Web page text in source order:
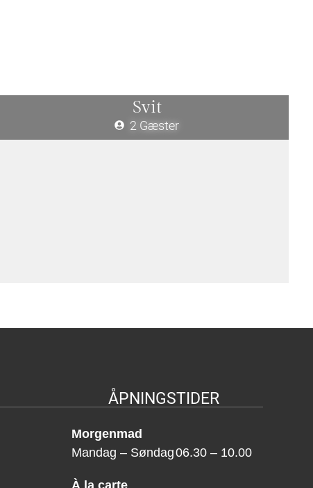
Svit
2 Gæster
ÅPNINGSTIDER
Morgenmad
Mandag – Søndag06.30 – 10.00
À la carte